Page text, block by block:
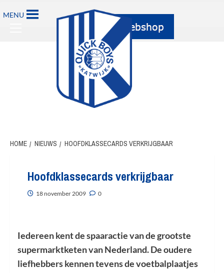
naar
MENU
Primary
HOME NIEUWS HOOFDKLASSECARDS VERKRIJGBAAR
Hoofdklassecards verkrijgbaar
18 november 2009 0
Iedereen kent de spaaractie van de grootste
supermarktketen van Nederland. De oudere
liefhebbers kennen tevens de voetbalplaatjes